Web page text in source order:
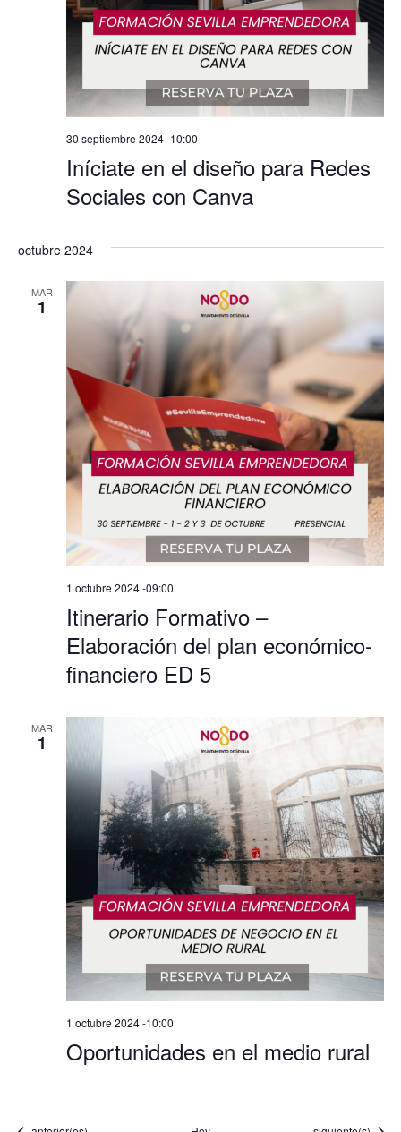
Iníciate en el diseño para Redes
Sociales con Canva
30 septiembre 2024 -10:00
octubre 2024
MAR
1
Itinerario Formativo –
Elaboración del plan económico-
financiero ED 5
1 octubre 2024 -09:00
MAR
1
Oportunidades en el medio rural
1 octubre 2024 -10:00